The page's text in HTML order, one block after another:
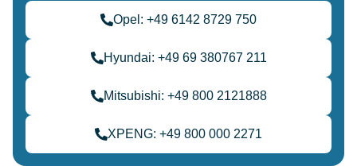
Opel: +49 6142 8729 750
Hyundai: +49 69 380767 211
Mitsubishi: +49 800 2121888
XPENG: +49 800 000 2271